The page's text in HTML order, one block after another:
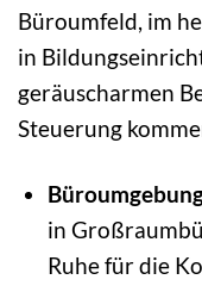
Büroumfeld, im
in
geräuscharmen
Steuerung
in
Ruhe für die